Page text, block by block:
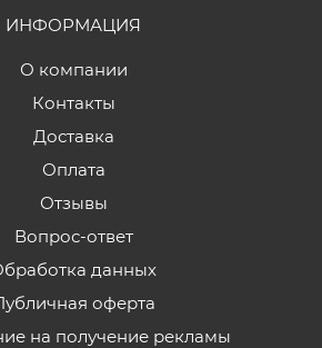
ИНФОРМАЦИЯ
О компании
Контакты
Доставка
Оплата
Отзывы
Вопрос-ответ
данных
оферта
на получение рекламы